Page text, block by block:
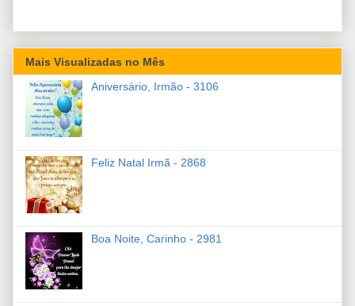
Mais Visualizadas no Mês
Aniversário, Irmão - 3106
Feliz Natal Irmã - 2868
Boa Noite, Carinho - 2981